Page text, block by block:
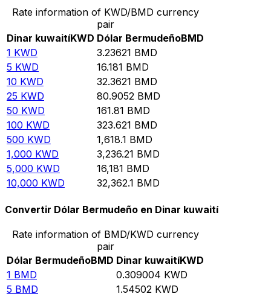
Rate information of KWD/BMD currency
pair
Dinar kuwaitíKWD Dólar BermudeñoBMD
1 KWD 3.23621 BMD
5 KWD 16.181 BMD
10 KWD 32.3621 BMD
25 KWD 80.9052 BMD
50 KWD 161.81 BMD
100 KWD 323.621 BMD
500 KWD 1,618.1 BMD
1,000 KWD 3,236.21 BMD
5,000 KWD 16,181 BMD
10,000 KWD 32,362.1 BMD
Convertir Dólar Bermudeño en Dinar kuwaití
Rate information of BMD/KWD currency
pair
Dólar BermudeñoBMD Dinar kuwaitíKWD
1 BMD 0.309004 KWD
5 BMD 1.54502 KWD